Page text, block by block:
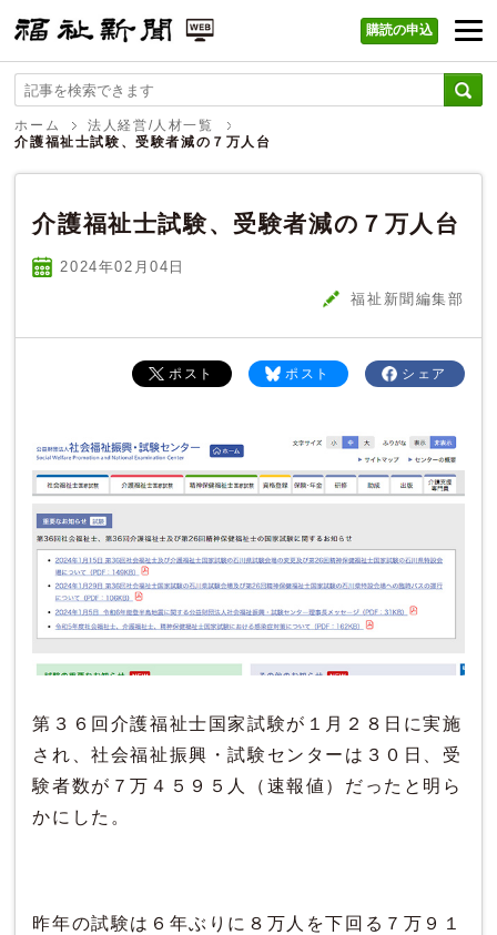
福祉新聞 WEB
購読の申込
ホーム
法人経営/人材一覧
介護福祉士試験、受験者減の７万人台
介護福祉士試験、受験者減の７万人台
2024年02 月04 日
福祉新聞編集部
シェア
ポスト
ポスト
第３６回介護福祉士国家試験が１月２８日に実施
され、社会福祉振興・試験センターは３０日、受
験者数が７万４５９５人（速報値）だったと明ら
かにした。
昨年の試験は６年ぶりに８万人を下回る７万９１